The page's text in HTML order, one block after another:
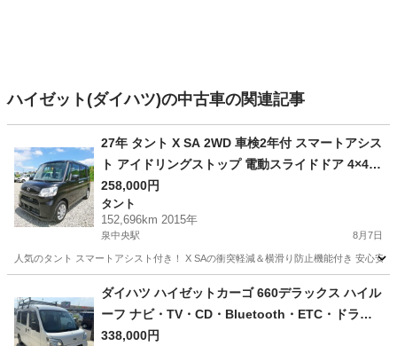
ハイゼット(ダイハツ)の中古車の関連記事
27年 タント X SA 2WD 車検2年付 スマートアシス
ト アイドリングストップ 電動スライドドア 4×4フ
ルセグナビ ETC スマートキー
258,000円
タント
152,696km 2015年
泉中央駅 8月7日
人気のタント スマートアシスト付き！ X SAの衝突軽減＆横滑り防止機能付き 安心安
泉中央駅 タント
ダイハツ ハイゼットカーゴ 660デラックス ハイル
ーフ ナビ・TV・CD・Bluetooth・ETC・ドライ
ブレコーダー・パワーウィンドウ(助手席・運転
338,000円